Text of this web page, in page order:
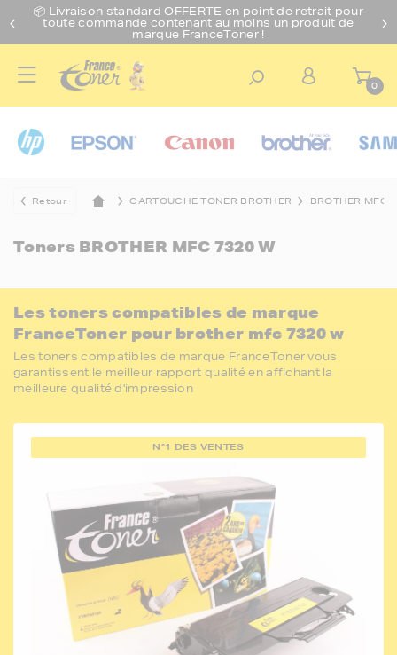
📦 Livraison standard OFFERTE en point de retrait pour
toute commande contenant au moins un produit de
marque FranceToner !
0
Retour CARTOUCHE TONER BROTHER BROTHER MFC
Toners BROTHER MFC 7320 W
Les toners compatibles de marque
FranceToner pour brother mfc 7320 w
Les toners compatibles de marque FranceToner vous
garantissent le meilleur rapport qualité en affichant la
meilleure qualité d'impression
N°1 DES VENTES